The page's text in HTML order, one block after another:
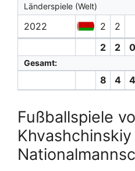
Länderspiele (Welt)
2022 2 2
2
2 0
Gesamt:
8 4 4
Fußballspiele